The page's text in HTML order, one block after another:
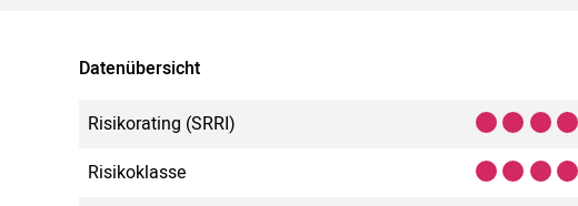
Datenübersicht
Risikorating (SRRI)
Risikoklasse